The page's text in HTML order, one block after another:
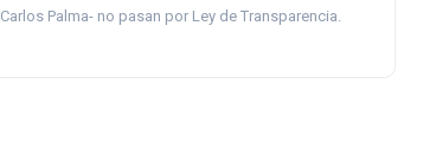
Carlos Palma- no pasan por Ley de Transparencia.